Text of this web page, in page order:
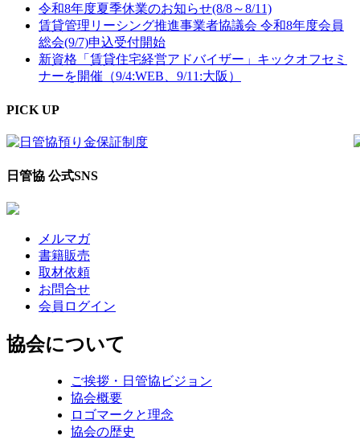
令和8年度夏季休業のお知らせ(8/8～8/11)
賃貸管理リーシング推進事業者協議会 令和8年度会員
総会(9/7)申込受付開始
新資格「賃貸住宅経営アドバイザー」キックオフセミ
ナーを開催（9/4:WEB、9/11:大阪）
PICK UP
日管協 公式SNS
メルマガ
書籍販売
取材依頼
お問合せ
会員ログイン
協会について
ご挨拶・日管協ビジョン
協会概要
ロゴマークと理念
協会の歴史